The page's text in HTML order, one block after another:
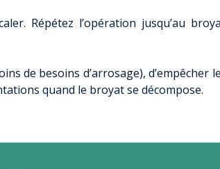
ÉLECTRIQUE
DE CHARTREUSE
Répétez l’opération jusqu’au
de besoins d’arrosage), d’empêcher
quand le broyat se décompose.